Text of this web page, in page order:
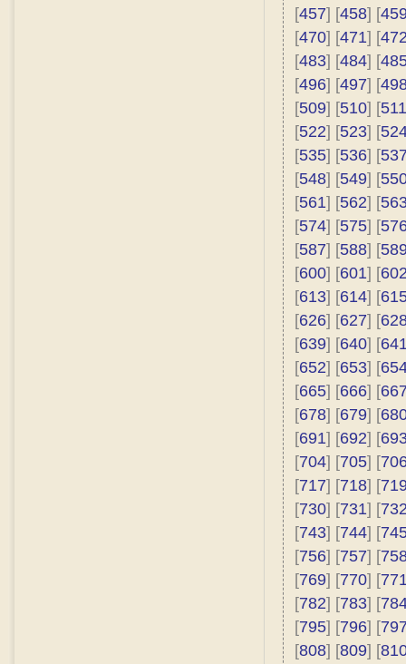
[457] [458] [
[470] [471] [
[483] [484] [
[496] [497] [
[509] [510] [511
[522] [523] [
[535] [536] [
[548] [549] [
[561] [562] [
[574] [575] [
[587] [588] [
[600] [601] [
[613] [614] [
[626] [627] [
[639] [640] [
[652] [653] [
[665] [666] [
[678] [679] [
[691] [692] [
[704] [705] [
[717] [718] [
[730] [731] [
[743] [744] [
[756] [757] [
[769] [770] [
[782] [783] [
[795] [796] [
[808] [809] [